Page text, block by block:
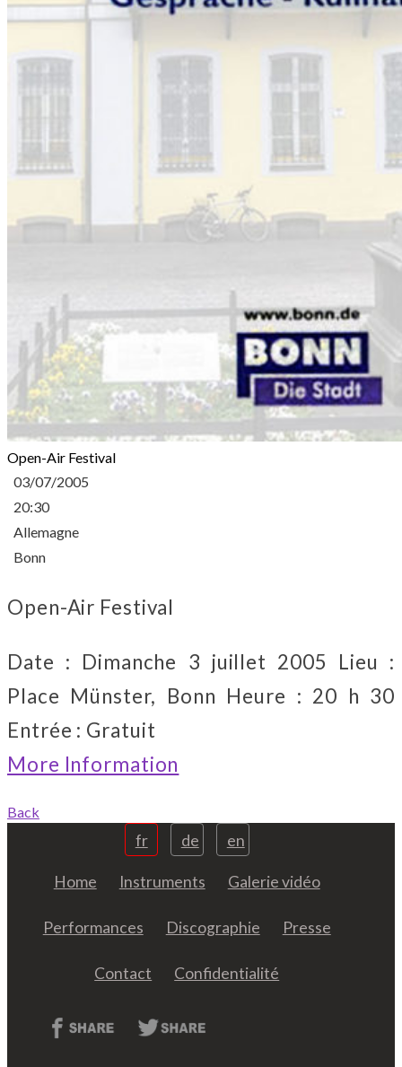
Open-Air Festival
03/07/2005
20:30
Allemagne
Bonn
Open-Air Festival
Date : Dimanche 3 juillet 2005 Lieu :
Place Münster, Bonn Heure : 20 h 30
Entrée : Gratuit
More Information
Back
fr de en
Home Instruments Galerie vidéo
Performances Discographie Presse
Contact Confidentialité